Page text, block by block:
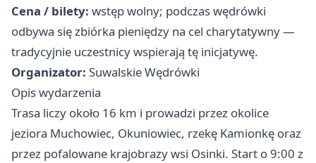
Cena / bilety: wstęp wolny; podczas wędrówki
odbywa się zbiórka pieniędzy na cel charytatywny —
tradycyjnie uczestnicy wspierają tę inicjatywę.
Organizator: Suwalskie Wędrówki
Opis wydarzenia
Trasa liczy około 16 km i prowadzi przez okolice
jeziora Muchowiec, Okuniowiec, rzekę Kamionkę oraz
przez pofalowane krajobrazy wsi Osinki. Start o 9:00 z